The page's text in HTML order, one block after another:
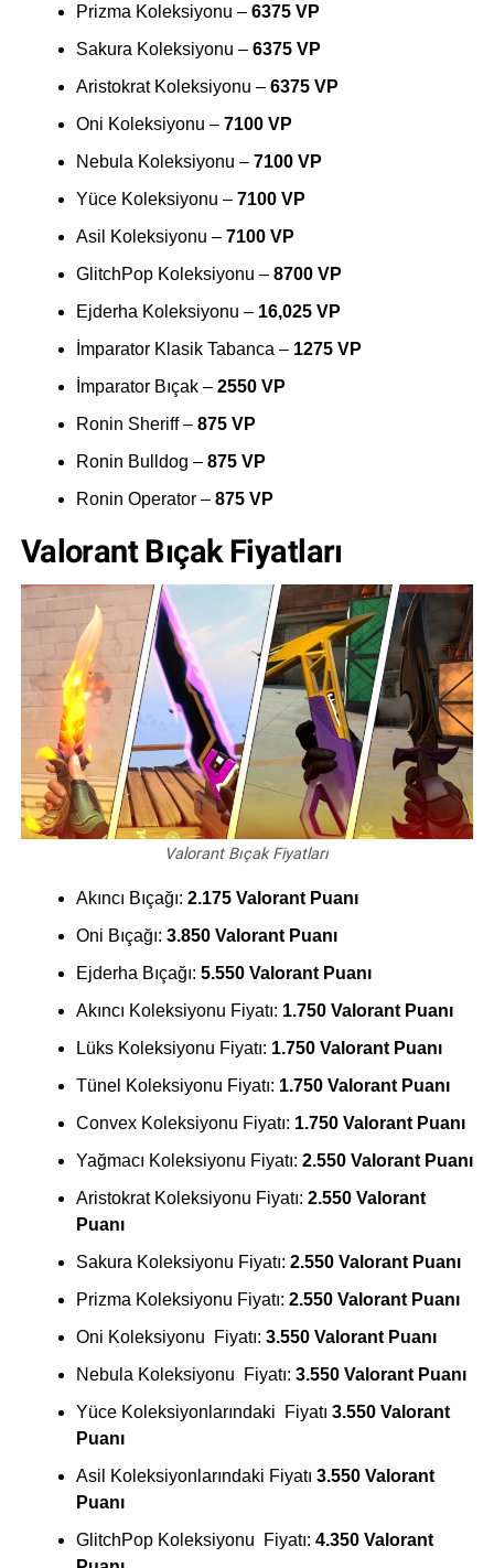
Prizma Koleksiyonu – 6375 VP
Sakura Koleksiyonu – 6375 VP
Aristokrat Koleksiyonu – 6375 VP
Oni Koleksiyonu – 7100 VP
Nebula Koleksiyonu – 7100 VP
Yüce Koleksiyonu – 7100 VP
Asil Koleksiyonu – 7100 VP
GlitchPop Koleksiyonu – 8700 VP
Ejderha Koleksiyonu – 16,025 VP
İmparator Klasik Tabanca – 1275 VP
İmparator Bıçak – 2550 VP
Ronin Sheriff – 875 VP
Ronin Bulldog –875 VP
Ronin Operator – 875 VP
Valorant Bıçak Fiyatları
Valorant Bıçak Fiyatları
Akıncı Bıçağı: 2.175 Valorant Puanı
Oni Bıçağı: 3.850 Valorant Puanı
Ejderha Bıçağı: 5.550 Valorant Puanı
Akıncı Koleksiyonu Fiyatı: 1.750 Valorant Puanı
Lüks Koleksiyonu Fiyatı: 1.750 Valorant Puanı
Tünel Koleksiyonu Fiyatı: 1.750 Valorant Puanı
Convex Koleksiyonu Fiyatı: 1.750 Valorant Puanı
Yağmacı Koleksiyonu Fiyatı: 2.550 Valorant Puanı
Aristokrat Koleksiyonu Fiyatı: 2.550 Valorant
Puanı
Sakura Koleksiyonu Fiyatı: 2.550 Valorant Puanı
Prizma Koleksiyonu Fiyatı: 2.550 Valorant Puanı
Oni Koleksiyonu Fiyatı: 3.550 Valorant Puanı
Nebula Koleksiyonu Fiyatı: 3.550 Valorant Puanı
Yüce Koleksiyonlarındaki Fiyatı 3.550 Valorant
Puanı
Asil Koleksiyonlarındaki Fiyatı 3.550 Valorant
Puanı
GlitchPop Koleksiyonu Fiyatı: 4.350 Valorant